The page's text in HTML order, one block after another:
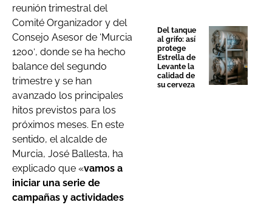
reunión trimestral del
Comité Organizador y del
Consejo Asesor de ‘Murcia
1200′, donde se ha hecho
balance del segundo
trimestre y se han
avanzado los principales
hitos previstos para los
próximos meses. En este
sentido, el alcalde de
Murcia, José Ballesta, ha
explicado que «vamos a
iniciar una serie de
campañas y actividades
Del tanque
al grifo: así
protege
Estrella de
Levante la
calidad de
su cerveza